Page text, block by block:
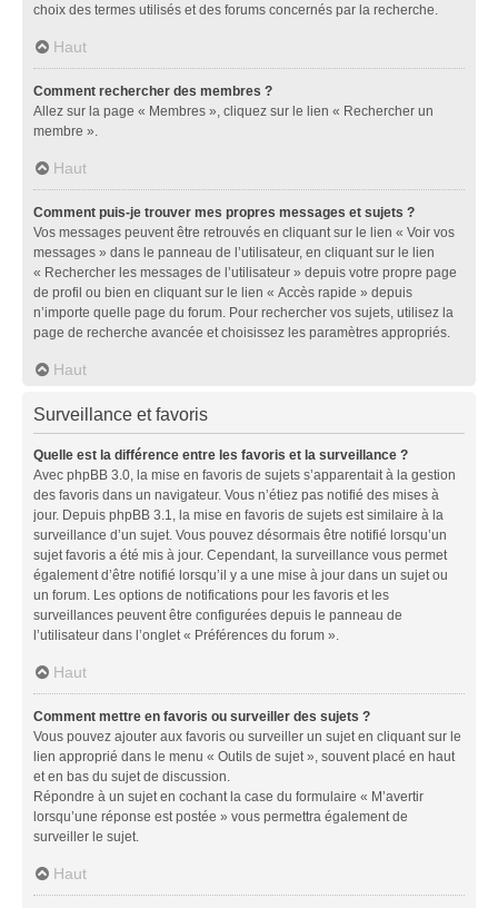
choix des termes utilisés et des forums concernés par la recherche.
Haut
Comment rechercher des membres ?
Allez sur la page « Membres », cliquez sur le lien « Rechercher un
membre ».
Haut
Comment puis-je trouver mes propres messages et sujets ?
Vos messages peuvent être retrouvés en cliquant sur le lien « Voir vos
messages » dans le panneau de l’utilisateur, en cliquant sur le lien
« Rechercher les messages de l’utilisateur » depuis votre propre page
de profil ou bien en cliquant sur le lien « Accès rapide » depuis
n’importe quelle page du forum. Pour rechercher vos sujets, utilisez la
page de recherche avancée et choisissez les paramètres appropriés.
Haut
Surveillance et favoris
Quelle est la différence entre les favoris et la surveillance ?
Avec phpBB 3.0, la mise en favoris de sujets s’apparentait à la gestion
des favoris dans un navigateur. Vous n’étiez pas notifié des mises à
jour. Depuis phpBB 3.1, la mise en favoris de sujets est similaire à la
surveillance d’un sujet. Vous pouvez désormais être notifié lorsqu’un
sujet favoris a été mis à jour. Cependant, la surveillance vous permet
également d’être notifié lorsqu’il y a une mise à jour dans un sujet ou
un forum. Les options de notifications pour les favoris et les
surveillances peuvent être configurées depuis le panneau de
l’utilisateur dans l’onglet « Préférences du forum ».
Haut
Comment mettre en favoris ou surveiller des sujets ?
Vous pouvez ajouter aux favoris ou surveiller un sujet en cliquant sur le
lien approprié dans le menu « Outils de sujet », souvent placé en haut
et en bas du sujet de discussion.
Répondre à un sujet en cochant la case du formulaire « M’avertir
lorsqu’une réponse est postée » vous permettra également de
surveiller le sujet.
Haut